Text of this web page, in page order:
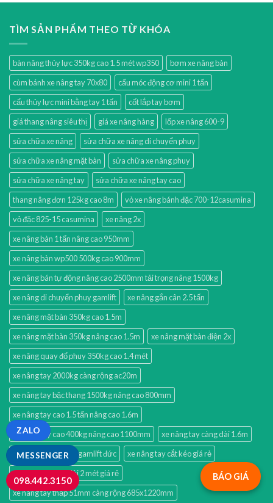
TÌM SẢN PHẨM THEO TỪ KHÓA
bàn nâng thủy lực 350kg cao 1.5 mét wp350
bơm xe nâng bàn
cùm bánh xe nâng tay 70x80
cẩu móc động cơ mini 1 tấn
cẩu thủy lực mini bằng tay 1 tấn
cốt lắp tay bơm
giá thang nâng siêu thị
giá xe nâng hàng
lốp xe nâng 600-9
sửa chữa xe nâng
sửa chữa xe nâng di chuyển phuy
sửa chữa xe nâng mặt bàn
sửa chữa xe nâng phuy
sửa chữa xe nâng tay
sửa chữa xe nâng tay cao
thang nâng đơn 125kg cao 8m
vỏ xe nâng bánh đặc 700-12casumina
vỏ đặc 825-15 casumina
xe nâng 2x
xe nâng bàn 1 tấn nâng cao 950mm
xe nâng bàn wp500 500kg cao 900mm
xe nâng bán tự động nâng cao 2500mm tải trọng nâng 1500kg
xe nâng di chuyển phuy gamlift
xe nâng gắn cân 2.5 tấn
xe nâng mặt bàn 350kg cao 1.5m
xe nâng mặt bàn 350kg nâng cao 1.5m
xe nâng mặt bàn điện 2x
xe nâng quay đổ phuy 350kg cao 1.4 mét
xe nâng tay 2000kg càng rộng ac20m
xe nâng tay bậc thang 1500kg nâng cao 800mm
xe nâng tay cao 1.5 tấn nâng cao 1.6m
xe nâng tay cao 400kg nâng cao 1100mm
xe nâng tay càng dài 1.6m
xe nâng tay cắt kéo gamlift đức
xe nâng tay cắt kéo giá rẻ
xe nâng tay siêu dài 2 mét giá rẻ
xe nâng tay thấp 51mm càng rộng 685x1220mm
BÁO GIÁ
MESSENGER
ZALO
098.442.3150